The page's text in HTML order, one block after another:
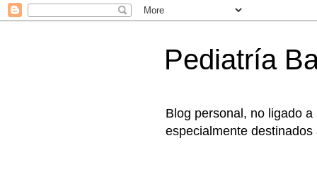
Pediatría
Blog personal, no ligado
especialmente